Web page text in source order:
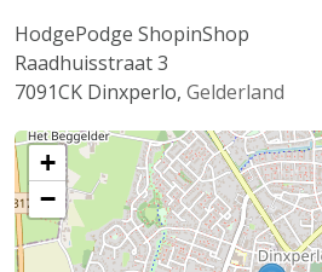
HodgePodge ShopinShop
Raadhuisstraat 3
7091CK Dinxperlo, Gelderland
+
−